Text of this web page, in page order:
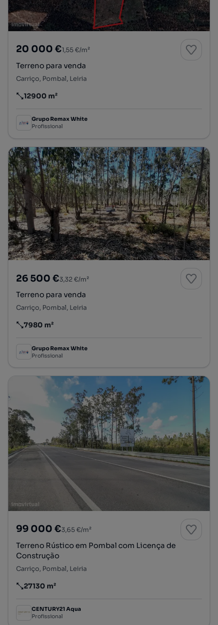
20 000 €1,55 €/m²
Terreno para venda
Carriço, Pombal, Leiria
Preço por metro quadrado
12900 m²
Grupo Remax White
Profissional
26 500 €3,32 €/m²
Terreno para venda
Carriço, Pombal, Leiria
Preço por metro quadrado
7980 m²
Grupo Remax White
Profissional
99 000 €3,65 €/m²
Terreno Rústico em Pombal com Licença de
Construção
Carriço, Pombal, Leiria
Preço por metro quadrado
27130 m²
CENTURY21 Aqua
Profissional